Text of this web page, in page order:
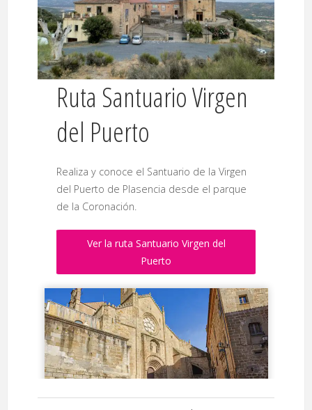
Ruta Santuario Virgen
del Puerto
Realiza y conoce el Santuario de la Virgen
del Puerto de Plasencia desde el parque
de la Coronación.
Ver la ruta Santuario Virgen del
Puerto